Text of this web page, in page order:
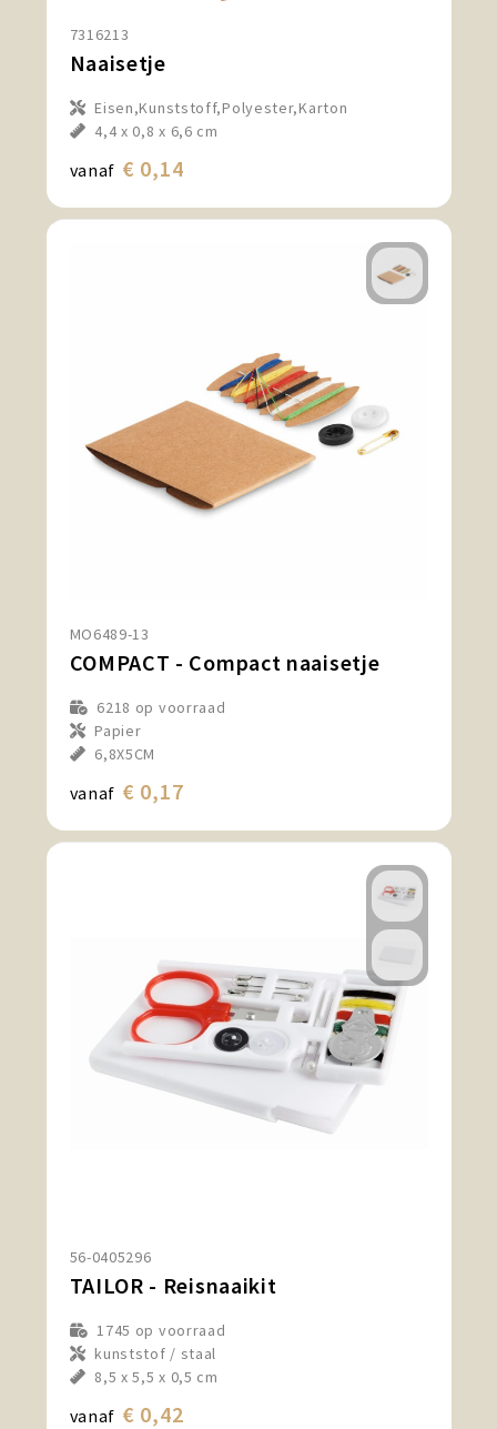
Sport, Spel en Speelgoed
Strand en Zomer
Technologie
Tassen
7316213
Naaisetje
Eisen,Kunststoff,Polyester,Karton
4,4 x 0,8 x 6,6 cm
vanaf € 0,14
MO6489-13
COMPACT - Compact naaisetje
6218 op voorraad
Papier
6,8X5CM
vanaf € 0,17
56-0405296
TAILOR - Reisnaaikit
1745 op voorraad
kunststof / staal
8,5 x 5,5 x 0,5 cm
vanaf € 0,42